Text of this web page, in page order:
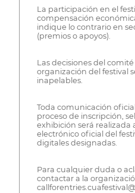
La participación en el
compensación
indique lo contrario en
(premios o apoyos).
Las decisiones del
organización del festival
inapelables.
Toda comunicación
proceso de inscripción,
exhibición será realizada
electrónico oficial del
digitales designadas.
Para cualquier duda o
contactar a la